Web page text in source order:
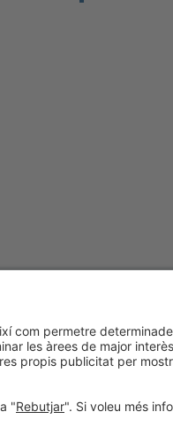
¿Aún no